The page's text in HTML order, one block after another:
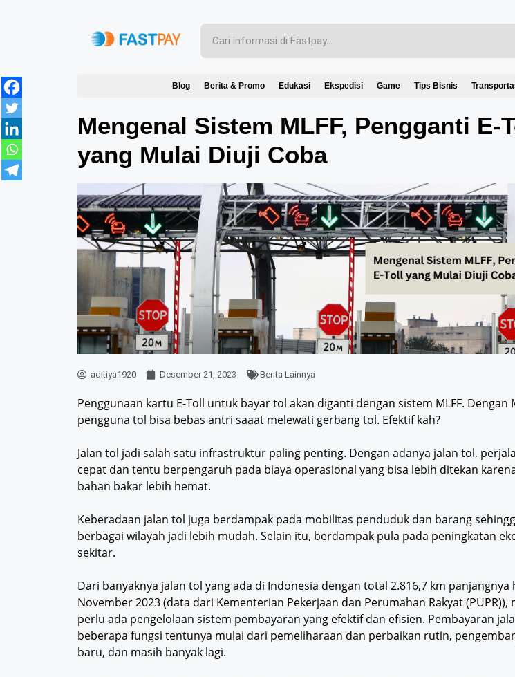
Blog Berita & Promo Edukasi Ekspedisi Game Tips Bisnis
Mengenal Sistem MLFF, Pengganti E-
yang Mulai Diuji Coba
aditiya1920 Desember 21, 2023 Berita Lainnya
Penggunaan kartu E-Toll untuk bayar tol akan diganti dengan sistem MLFF. Dengan
pengguna tol bisa bebas antri saaat melewati gerbang tol. Efektif kah?
Jalan tol jadi salah satu infrastruktur paling penting. Dengan adanya jalan tol,
cepat dan tentu berpengaruh pada biaya operasional yang bisa lebih ditekan
bahan bakar lebih hemat.
Keberadaan jalan tol juga berdampak pada mobilitas penduduk dan barang
berbagai wilayah jadi lebih mudah. Selain itu, berdampak pula pada peningkatan
sekitar.
Dari banyaknya jalan tol yang ada di Indonesia dengan total 2.816,7 km panjangnya
November 2023 (data dari Kementerian Pekerjaan dan Perumahan Rakyat (PUPR)),
perlu ada pengelolaan sistem pembayaran yang efektif dan efisien. Pembayaran
beberapa fungsi tentunya mulai dari pemeliharaan dan perbaikan rutin,
baru, dan masih banyak lagi.